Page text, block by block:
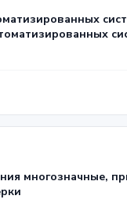
многозначные,